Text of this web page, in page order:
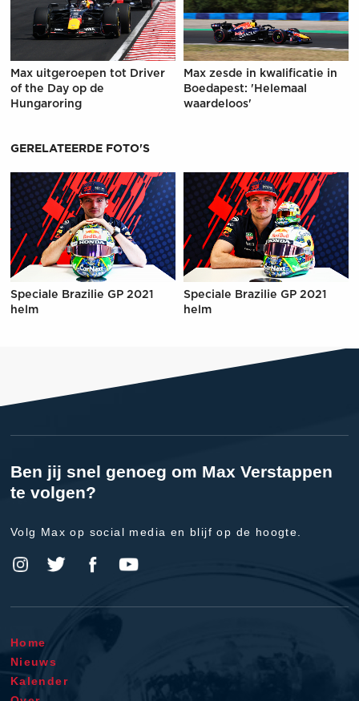
Max uitgeroepen tot Driver
of the Day op de
Hungaroring
Max zesde in kwalificatie in
Boedapest: 'Helemaal
waardeloos'
GERELATEERDE FOTO'S
Speciale Brazilie GP 2021
helm
Speciale Brazilie GP 2021
helm
Ben jij snel genoeg om Max Verstappen
te volgen?
Volg Max op social media en blijf op de hoogte.
Home
Nieuws
Kalender